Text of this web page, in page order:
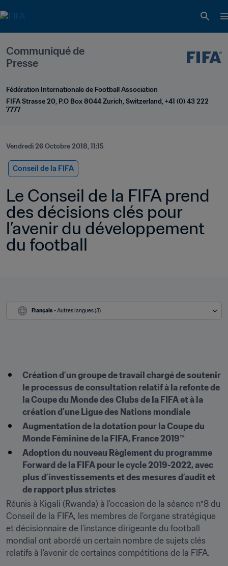
Communiqué de
Presse
Fédération Internationale de Football Association
FIFA Strasse 20, P.O Box 8044 Zurich, Switzerland, +41 (0) 43 222
7777
Vendredi 26 Octobre 2018, 11:15
Conseil de la FIFA
Le Conseil de la FIFA prend
des décisions clés pour
l’avenir du développement
du football
Français - Autres langues (3)
Création d’un groupe de travail chargé de soutenir
le processus de consultation relatif à la refonte de
la Coupe du Monde des Clubs de la FIFA et à la
création d’une Ligue des Nations mondiale
Augmentation de la dotation pour la Coupe du
Monde Féminine de la FIFA, France 2019™
Adoption du nouveau Règlement du programme
Forward de la FIFA pour le cycle 2019-2022, avec
plus d’investissements et des mesures d’audit et
de rapport plus strictes
Réunis à Kigali (Rwanda) à l’occasion de la séance n°8 du
Conseil de la FIFA, les membres de l’organe stratégique
et décisionnaire de l’instance dirigeante du football
mondial ont abordé un certain nombre de sujets clés
relatifs à l’avenir de certaines compétitions de la FIFA.